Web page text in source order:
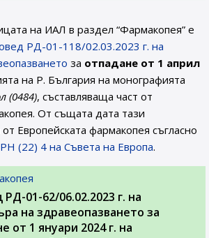
на ИАЛ в раздел “Фармакопея” е
РД-01-118/02.03.2023 г. на
за отпадане от 1 април
на Р. България на монографията
(0484), съставляваща част от
От същата дата тази
Европейската фармакопея съгласно
(22) 4 на Съвета на Европа.
РД-01-62/06.02.2023 г. на
на здравеопазването за
от 1 януари 2024 г. на